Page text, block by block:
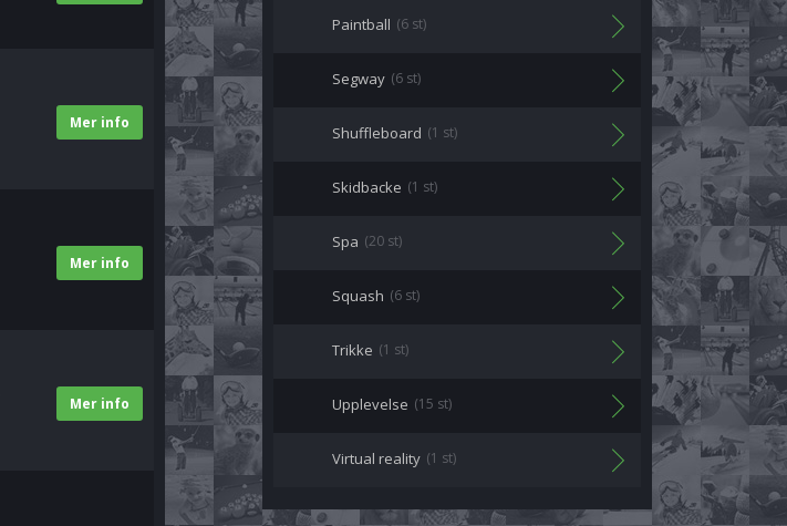
Mer info
Mer info
Mer info
Paintball (6 st)
Segway (6 st)
Shuffleboard (1 st)
Skidbacke (1 st)
Spa (20 st)
Squash (6 st)
Trikke (1 st)
Upplevelse (15 st)
Virtual reality (1 st)